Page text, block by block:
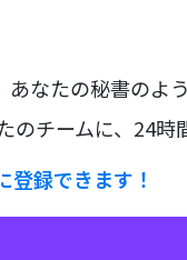
なたの秘書のよ
チームに、24時
録できます！